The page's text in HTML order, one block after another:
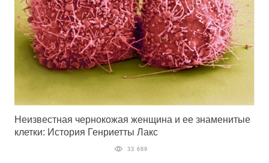
Неизвестная чернокожая женщина и ее знаменитые
клетки: История Генриетты Лакс
33 689